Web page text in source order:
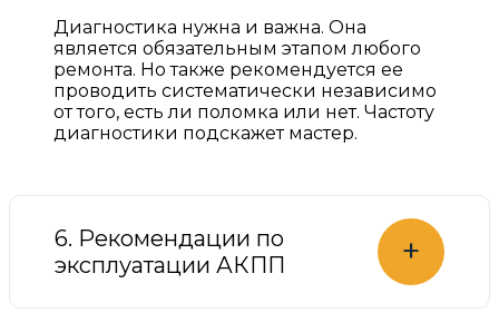
Диагностика нужна и важна. Она
является обязательным этапом любого
ремонта. Но также рекомендуется ее
проводить систематически независимо
от того, есть ли поломка или нет. Частоту
диагностики подскажет мастер.
6. Рекомендации по
эксплуатации АКПП
+